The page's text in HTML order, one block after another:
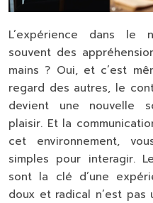
L’expérience dans le
souvent des
mains ? Oui, et c’est
regard des autres, le
devient une nouvelle
plaisir. Et la
cet environnement,
simples pour interagir.
sont la clé d’une
doux et radical n’est pas